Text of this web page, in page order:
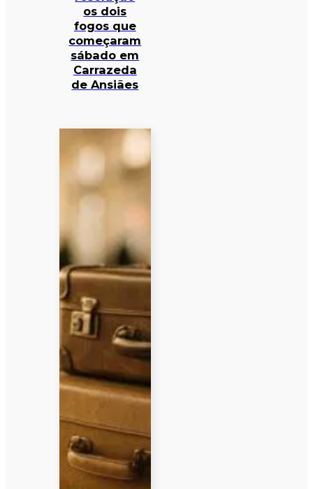
os dois
fogos que
começaram
sábado em
Carrazeda
de Ansiães